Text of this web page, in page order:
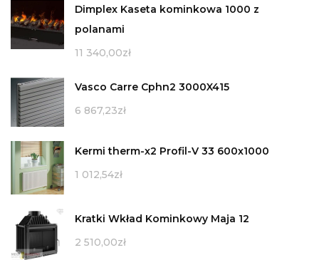
Dimplex Kaseta kominkowa 1000 z
polanami
11 340,00zł
Vasco Carre Cphn2 3000X415
6 867,23zł
Kermi therm-x2 Profil-V 33 600x1000
1 012,54zł
Kratki Wkład Kominkowy Maja 12
2 510,00zł